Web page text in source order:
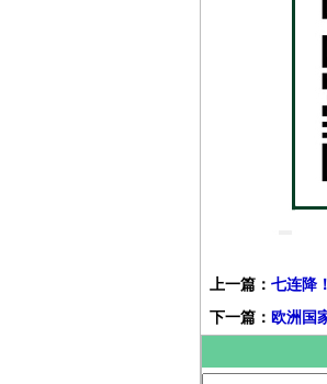
上一篇： 七连降
下一篇： 欧洲国